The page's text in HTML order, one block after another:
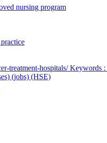
nursing program
treatment-hospitals/ Keywords
(jobs) (HSE)